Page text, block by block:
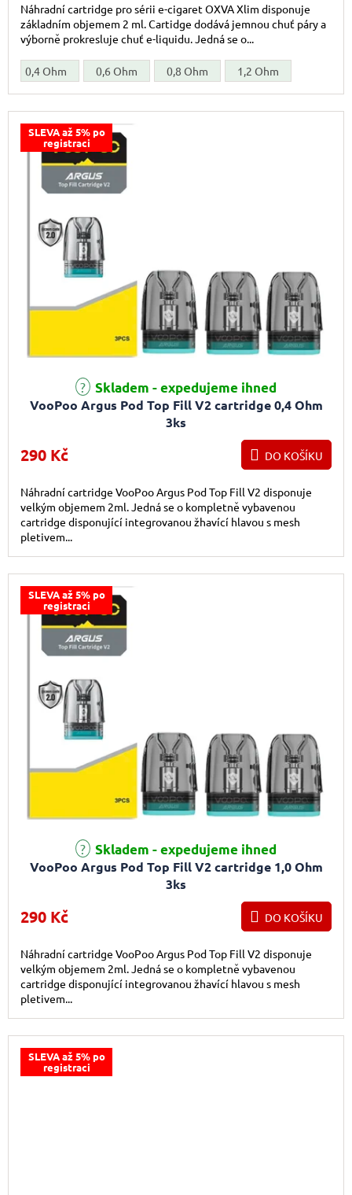
Náhradní cartridge pro sérii e-cigaret OXVA Xlim disponuje
základním objemem 2 ml. Cartidge dodává jemnou chuť páry a
výborně prokresluje chuť e-liquidu. Jedná se o...
0,4 Ohm 0,6 Ohm 0,8 Ohm 1,2 Ohm
SLEVA až 5% po
registraci
VooPoo Argus Pod Top Fill V2 cartridge 0,4 Ohm
3ks
Skladem - expedujeme ihned
290 Kč DO KOŠÍKU
Náhradní cartridge VooPoo Argus Pod Top Fill V2 disponuje
velkým objemem 2ml. Jedná se o kompletně vybavenou
cartridge disponující integrovanou žhavící hlavou s mesh
pletivem...
SLEVA až 5% po
registraci
VooPoo Argus Pod Top Fill V2 cartridge 1,0 Ohm
3ks
Skladem - expedujeme ihned
290 Kč DO KOŠÍKU
Náhradní cartridge VooPoo Argus Pod Top Fill V2 disponuje
velkým objemem 2ml. Jedná se o kompletně vybavenou
cartridge disponující integrovanou žhavící hlavou s mesh
pletivem...
SLEVA až 5% po
registraci